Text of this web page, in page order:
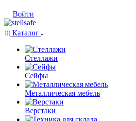
Войти
Каталог
Стеллажи
Сейфы
Металлическая мебель
Верстаки